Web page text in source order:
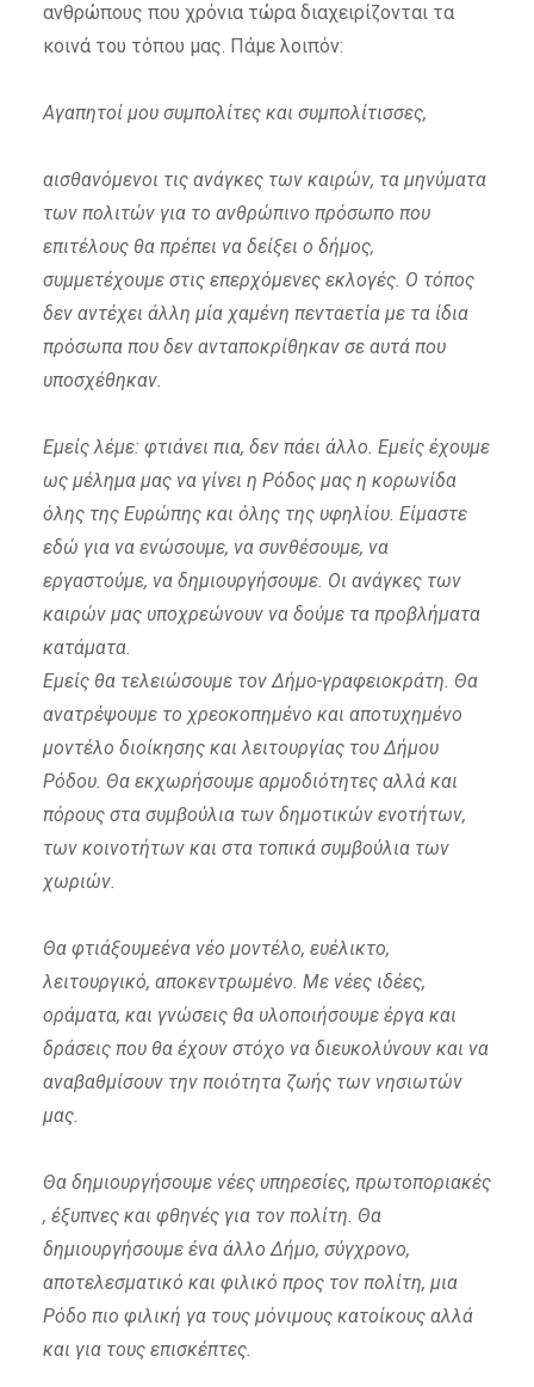
ανθρώπους που χρόνια τώρα διαχειρίζονται τα
κοινά του τόπου μας. Πάμε λοιπόν:
Αγαπητοί μου συμπολίτες και συμπολίτισσες,
αισθανόμενοι τις ανάγκες των καιρών, τα μηνύματα
των πολιτών για το ανθρώπινο πρόσωπο που
επιτέλους θα πρέπει να δείξει ο δήμος,
συμμετέχουμε στις επερχόμενες εκλογές. Ο τόπος
δεν αντέχει άλλη μία χαμένη πενταετία με τα ίδια
πρόσωπα που δεν ανταποκρίθηκαν σε αυτά που
υποσχέθηκαν.
Εμείς λέμε: φτιάνει πια, δεν πάει άλλο. Εμείς έχουμε
ως μέλημα μας να γίνει η Ρόδος μας η κορωνίδα
όλης της Ευρώπης και όλης της υφηλίου. Είμαστε
εδώ για να ενώσουμε, να συνθέσουμε, να
εργαστούμε, να δημιουργήσουμε. Οι ανάγκες των
καιρών μας υποχρεώνουν να δούμε τα προβλήματα
κατάματα.
Εμείς θα τελειώσουμε τον Δήμο-γραφειοκράτη. Θα
ανατρέψουμε το χρεοκοπημένο και αποτυχημένο
μοντέλο διοίκησης και λειτουργίας του Δήμου
Ρόδου. Θα εκχωρήσουμε αρμοδιότητες αλλά και
πόρους στα συμβούλια των δημοτικών ενοτήτων,
των κοινοτήτων και στα τοπικά συμβούλια των
χωριών.
Θα φτιάξουμεένα νέο μοντέλο, ευέλικτο,
λειτουργικό, αποκεντρωμένο. Με νέες ιδέες,
οράματα, και γνώσεις θα υλοποιήσουμε έργα και
δράσεις που θα έχουν στόχο να διευκολύνουν και να
αναβαθμίσουν την ποιότητα ζωής των νησιωτών
μας.
Θα δημιουργήσουμε νέες υπηρεσίες, πρωτοποριακές
, έξυπνες και φθηνές για τον πολίτη. Θα
δημιουργήσουμε ένα άλλο Δήμο, σύγχρονο,
αποτελεσματικό και φιλικό προς τον πολίτη, μια
Ρόδο πιο φιλική γα τους μόνιμους κατοίκους αλλά
και για τους επισκέπτες.